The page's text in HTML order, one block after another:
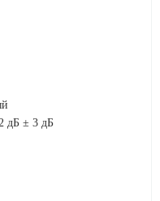
дБ ± 3 дБ